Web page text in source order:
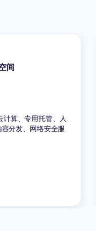
间
算、专用托管、人
分发、网络安全服